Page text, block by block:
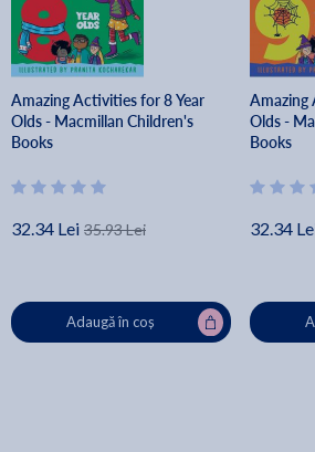
Amazing Activities for 8 Year
Olds - Macmillan Children's
Books
32.34 Lei 35.93 Lei
Adaugă în coș
Amazing
Olds -
Books
32.34